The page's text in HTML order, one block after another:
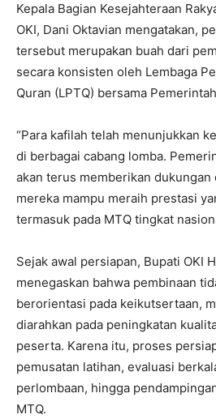
Kepala Bagian Kesejahteraan
OKI, Dani Oktavian mengatakan,
tersebut merupakan buah dari
secara konsisten oleh Lembaga
Quran (LPTQ) bersama
“Para kafilah telah menunjukkan
di berbagai cabang lomba.
akan terus memberikan dukungan
mereka mampu meraih prestasi
termasuk pada MTQ tingkat
Sejak awal persiapan, Bupati OKI
menegaskan bahwa pembinaan
berorientasi pada keikutsertaan,
diarahkan pada peningkatan
peserta. Karena itu, proses
pemusatan latihan, evaluasi
perlombaan, hingga
MTQ.